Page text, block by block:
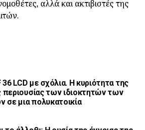
αλλά και ακτιβιστές της
36 LCD με σχόλια. Η κυριότητα της
περιουσίας των ιδιοκτητών των
σε μια πολυκατοικία